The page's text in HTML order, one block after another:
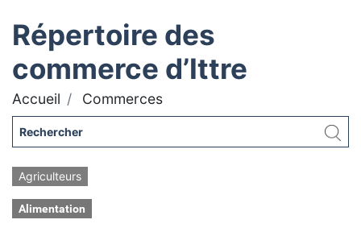
Répertoire des
commerce d’Ittre
Accueil Commerces
Agriculteurs
Alimentation